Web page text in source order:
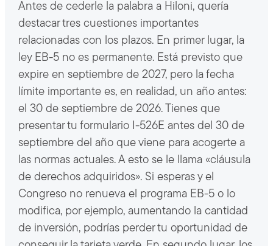
Antes de cederle la palabra a Hiloni, quería
destacar tres cuestiones importantes
relacionadas con los plazos. En primer lugar, la
ley EB-5 no es permanente. Está previsto que
expire en septiembre de 2027, pero la fecha
límite importante es, en realidad, un año antes:
el 30 de septiembre de 2026. Tienes que
presentar tu formulario I-526E antes del 30 de
septiembre del año que viene para acogerte a
las normas actuales. A esto se le llama «cláusula
de derechos adquiridos». Si esperas y el
Congreso no renueva el programa EB-5 o lo
modifica, por ejemplo, aumentando la cantidad
de inversión, podrías perder tu oportunidad de